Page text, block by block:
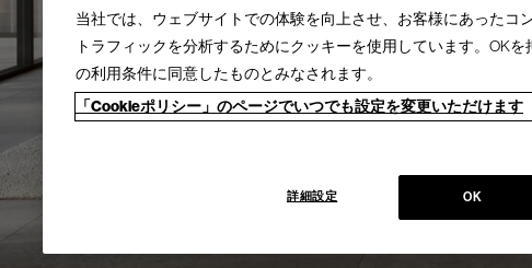
当社では、ウェブサイトでの体験を向上させ、お客様にあったコ
トラフィックを分析するためにクッキーを使用しています。OK
の利用条件に同意したものとみなされます。
「Cookieポリシー」のページでいつでも設定を変更いただけます
OK
詳細設定